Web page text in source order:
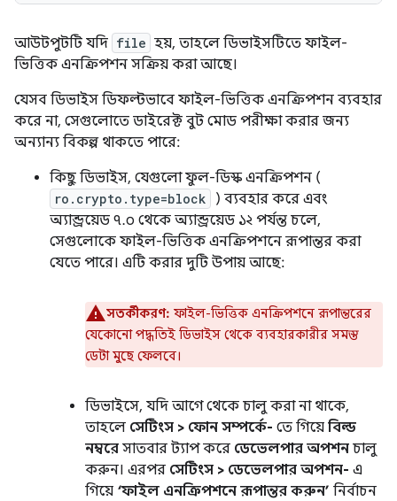
আউটপুটটি যদি file হয়, তাহলে ডিভাইসটিতে ফাইল-
ভিত্তিক এনক্রিপশন সক্রিয় করা আছে।
যেসব ডিভাইস ডিফল্টভাবে ফাইল-ভিত্তিক এনক্রিপশন ব্যবহার
করে না, সেগুলোতে ডাইরেক্ট বুট মোড পরীক্ষা করার জন্য
অন্যান্য বিকল্প থাকতে পারে:
কিছু ডিভাইস, যেগুলো ফুল-ডিস্ক এনক্রিপশন (
ro.crypto.type=block
) ব্যবহার করে এবং
অ্যান্ড্রয়েড ৭.০ থেকে অ্যান্ড্রয়েড ১২ পর্যন্ত চলে,
সেগুলোকে ফাইল-ভিত্তিক এনক্রিপশনে রূপান্তর করা
যেতে পারে। এটি করার দুটি উপায় আছে:
সতর্কীকরণ: ফাইল-ভিত্তিক এনক্রিপশনে রূপান্তরের
যেকোনো পদ্ধতিই ডিভাইস থেকে ব্যবহারকারীর সমস্ত
ডেটা মুছে ফেলবে।
ডিভাইসে, যদি আগে থেকে চালু করা না থাকে,
তাহলে সেটিংস > ফোন সম্পর্কে- তে গিয়ে বিল্ড
নম্বরে সাতবার ট্যাপ করে ডেভেলপার অপশন চালু
করুন। এরপর সেটিংস > ডেভেলপার অপশন- এ
গিয়ে ‘ফাইল এনক্রিপশনে রূপান্তর করুন’ নির্বাচন